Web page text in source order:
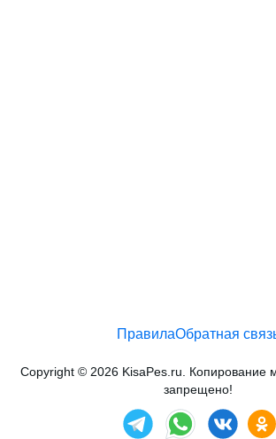
ПравилаОбратная
Copyright © 2026 KisaPes.ru. Копирование
запрещено!